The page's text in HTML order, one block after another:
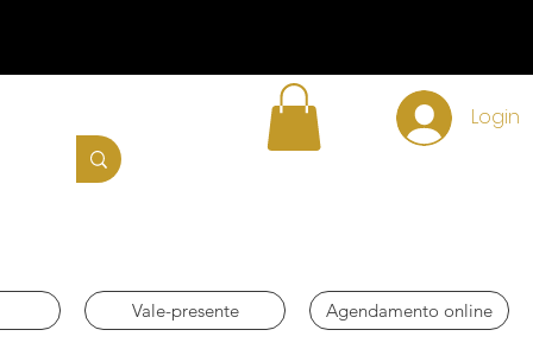
Login
Vale-presente Agendamento online